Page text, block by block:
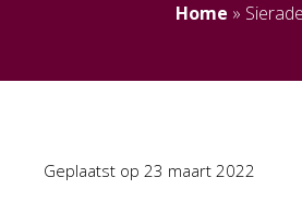
Home »
Geplaatst op 23 maart 2022